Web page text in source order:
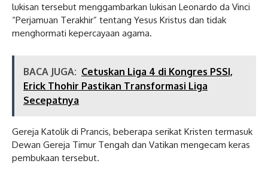
lukisan tersebut menggambarkan lukisan Leonardo da Vinci
“Perjamuan Terakhir” tentang Yesus Kristus dan tidak
menghormati kepercayaan agama.
BACA JUGA: Cetuskan Liga 4 di Kongres PSSI,
Erick Thohir Pastikan Transformasi Liga
Secepatnya
Gereja Katolik di Prancis, beberapa serikat Kristen termasuk
Dewan Gereja Timur Tengah dan Vatikan mengecam keras
pembukaan tersebut.